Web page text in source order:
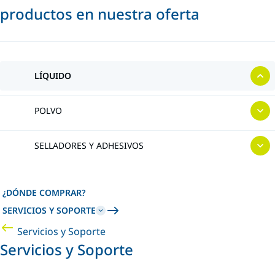
productos en nuestra oferta
LÍQUIDO
POLVO
SELLADORES Y ADHESIVOS
¿DÓNDE COMPRAR?
SERVICIOS Y SOPORTE
Servicios y Soporte
Servicios y Soporte